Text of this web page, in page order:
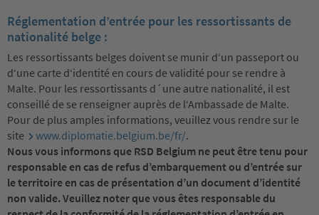
Réglementation d’entrée pour les ressortissants de
nationalité belge :
Les ressortissants belges doivent se munir d‘un passeport ou
d‘une carte d‘identité en cours de validité pour se rendre à
Malte. Pour les ressortissants d´une autre nationalité, il est
conseillé de se renseigner auprès de l‘Ambassade de Malte.
Pour de plus amples informations, veuillez vous rendre sur le
site
www.diplomatie.belgium.be/fr/.
Nous vous informons que RSD Belgium ne peut être tenu pour
responsable en cas de refus d’embarquement ou d’entrée sur
le territoire en cas de présentation d’un document d’identité
non valide. Veuillez noter que vous êtes responsable du